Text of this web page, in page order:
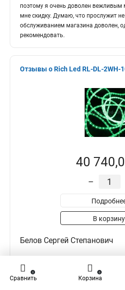
поэтому я очень доволен вежливым
мне скидку. Думаю, что прослужит
обслуживанием магазина доволен,
рекомендовать.
Отзывы о Rich Led RL-DL-2WH-
40
–
В корзину
Белов Сергей Степанович
Сравнить
0
Корзина
0